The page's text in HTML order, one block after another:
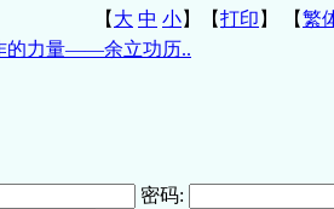
【 大 中 小】【打印 】 【繁
的力量——余立功历..
密码: